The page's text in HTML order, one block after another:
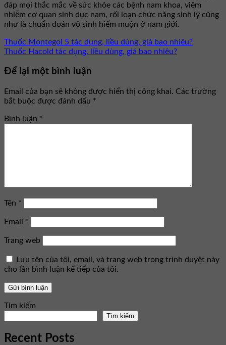
đáp mọi thắc mắc về sức khỏe các bệnh nam khoa, viêm
nhiễm cơ quan sinh dục nam, rối loạn chức năng sinh lý cũng
như là chuẩn đoán vô sinh hiếm muộn ở nam giới.
Thuốc Montegol 5 tác dụng, liều dùng, giá bao nhiêu?
Thuốc Hacold tác dụng, liều dùng, giá bao nhiêu?
Để lại một bình luận
Email của bạn sẽ không được hiển thị công khai. Các trường
bắt buộc được đánh dấu *
Bình luận *
Tên *
Email *
Trang web
Lưu tên của tôi, email, và trang web trong trình duyệt này
cho lần bình luận kế tiếp của tôi.
Tìm kiếm
Tìm kiếm
Recent Posts